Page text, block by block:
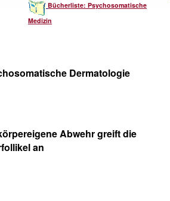
Bücherliste: Psychosomatische
Medizin
Dermatologie
Abwehr greift die
an